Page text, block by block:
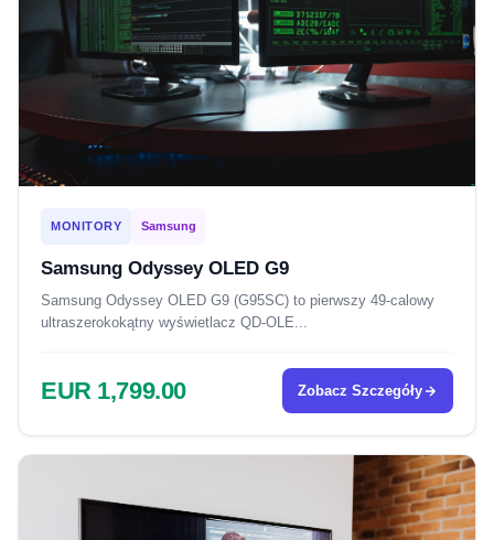
MONITORY Samsung
Samsung Odyssey OLED G9
Samsung Odyssey OLED G9 (G95SC) to pierwszy 49-calowy
ultraszerokokątny wyświetlacz QD-OLE...
EUR 1,799.00 Zobacz Szczegóły